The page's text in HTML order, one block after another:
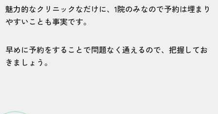
魅力的なクリニックなだけに、1院のみなので予約は埋まり
やすいことも事実です。
早めに予約をすることで問題なく通えるので、把握してお
きましょう。